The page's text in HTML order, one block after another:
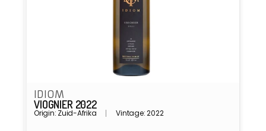
IDIOM
VIOGNIER 2022
Origin: Zuid-Afrika Vintage: 2022